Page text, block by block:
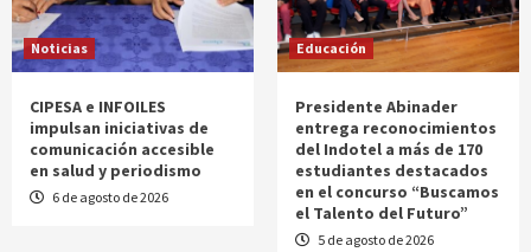
Noticias
CIPESA e INFOILES
impulsan iniciativas de
comunicación accesible
en salud y periodismo
6 de agosto de 2026
Educación
Presidente Abinader
entrega reconocimientos
del Indotel a más de 170
estudiantes destacados
en el concurso “Buscamos
el Talento del Futuro”
5 de agosto de 2026